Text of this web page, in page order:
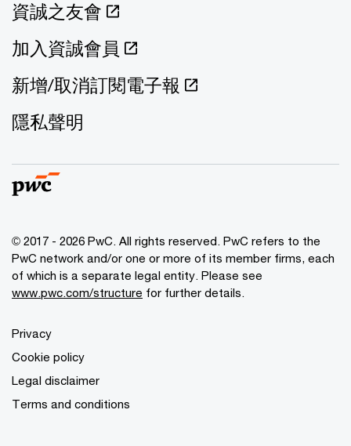
資誠之友會
加入資誠會員
新增/取消訂閱電子報
隱私聲明
© 2017 - 2026 PwC. All rights reserved. PwC refers to the
PwC network and/or one or more of its member firms, each
of which is a separate legal entity. Please see
www.pwc.com/structure for further details.
Privacy
Cookie policy
Legal disclaimer
Terms and conditions